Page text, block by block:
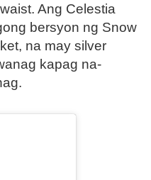
Ang Celestia
bersyon ng Snow
na may silver
kapag na-